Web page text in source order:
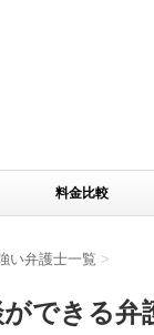
料金比較
い弁護士一覧 >
できる弁